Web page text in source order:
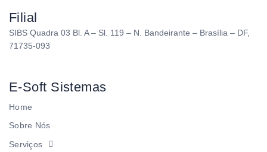
Filial
SIBS Quadra 03 Bl. A – Sl. 119 – N. Bandeirante – Brasília – DF,
71735-093
E-Soft Sistemas
Home
Sobre Nós
Serviços